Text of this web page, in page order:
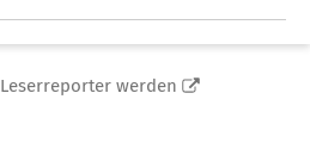
Leserreporter werden